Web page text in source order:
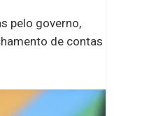
pelo governo,
de contas